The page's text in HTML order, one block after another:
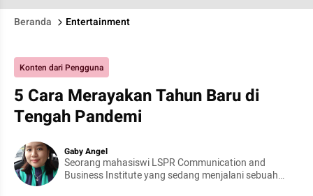
Beranda Entertainment
Konten dari Pengguna
5 Cara Merayakan Tahun Baru di
Tengah Pandemi
Gaby Angel
Seorang mahasiswi LSPR Communication and
Business Institute yang sedang menjalani sebuah